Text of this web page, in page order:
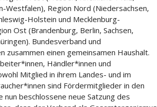
Westfalen), Region Nord (Niedersachsen,
Holstein und Mecklenburg-
Ost (Brandenburg, Berlin, Sachsen,
Bundesverband und
zusammen einen gemeinsamen Haushalt.
Händler*innen und
Mitglied in ihrem Landes- und im
sind Fördermitglieder in den
nun beschlossene neue Satzung des